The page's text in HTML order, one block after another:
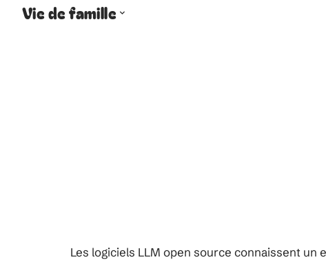
Vie de famille
Les logiciels LLM open source connaissent